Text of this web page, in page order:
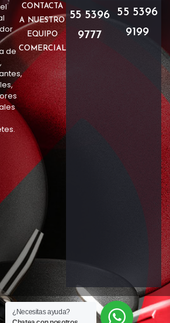
de
CONTACTA
A NUESTRO
EQUIPO
COMERCIAL
55 5396
9777
55 5396
9199
¿Necesitas ayuda?